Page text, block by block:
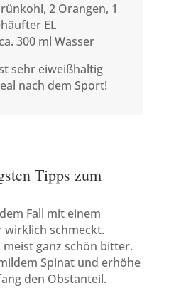
2 Orangen, 1
EL
300 ml Wasser
sehr eiweißhaltig
nach dem Sport!
Tipps zum
Fall mit einem
schmeckt.
ganz schön bitter.
Spinat und erhöhe
den Obstanteil.